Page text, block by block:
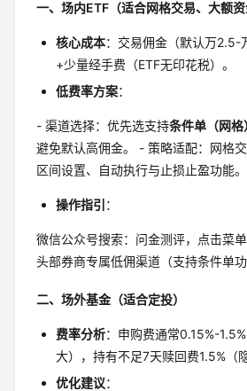
一、场内ETF（适合网格交易、大额资
核心成本：交易佣金（默认万2.5-
+少量经手费（ETF无印花税）。
低费率方案：
- 渠道选择：优先选支持条件单（网格
避免默认高佣金。 - 策略适配：网格
区间设置、自动执行与止损止盈功能。
操作指引 ：
微信公众号搜索：问金测评，点击菜
头部券商专属低佣渠道（支持条件单功
二、场外基金（适合定投）
费率分析：申购费通常0.15%-
大），持有不足7天赎回费1.5%（
优化建议：